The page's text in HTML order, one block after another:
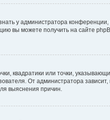
у администратора
вы можете получить на сайте
квадратики или точки,
От администратора
выяснения причин.